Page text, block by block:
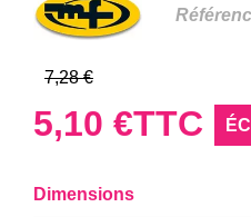
7,28 €
5,10 €TTC
Dimensions